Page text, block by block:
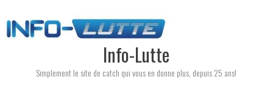
to
content
Info-Lutte
Simplement le site de catch qui vous en donne plus, depuis 25 ans!